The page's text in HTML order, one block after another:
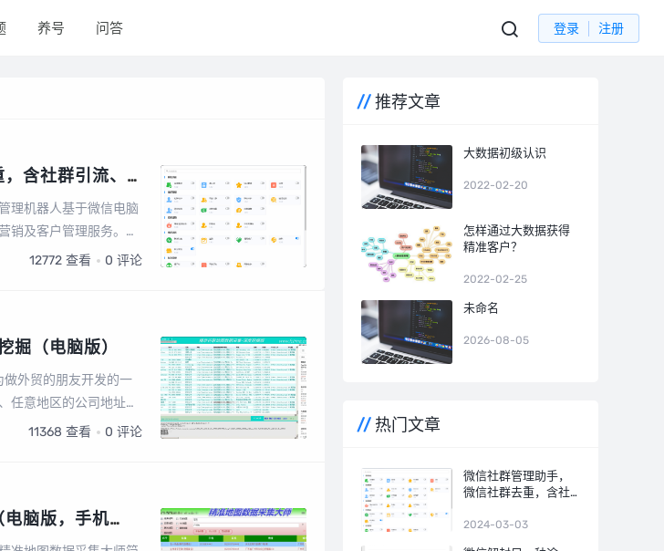
养号 问答 登录 注册
含社群引流、
发、自动回复、
理机器人基于微信电脑
销及客户管理服务。会
。2、另外，也有企微版
12772 查看 0 评论
掘（电脑版）
外贸的朋友开发的一
任意地区的公司地址、
、一键采集邮箱、一键
11368 查看 0 评论
脑版，手机
推荐文章
大数据初级认识
2022-02-20
怎样通过大数据获得
精准客户？
2022-02-25
未命名
2026-08-05
热门文章
微信社群管理助手，
微信社群去重，含社
社群裂变、积分营
2024-03-03